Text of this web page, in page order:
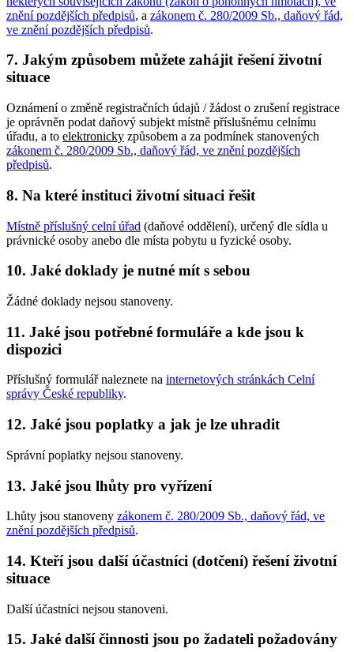
znění pozdějších předpisů, a zákonem č. 280/2009 Sb., daňový řád,
ve znění pozdějších předpisů.
7. Jakým způsobem můžete zahájit řešení životní
situace
Oznámení o změně registračních údajů / žádost o zrušení registrace
je oprávněn podat daňový subjekt místně příslušnému celnímu
úřadu, a to elektronicky způsobem a za podmínek stanovených
zákonem č. 280/2009 Sb., daňový řád, ve znění pozdějších
předpisů.
8. Na které instituci životní situaci řešit
Místně příslušný celní úřad (daňové oddělení), určený dle sídla u
právnické osoby anebo dle místa pobytu u fyzické osoby.
10. Jaké doklady je nutné mít s sebou
Žádné doklady nejsou stanoveny.
11. Jaké jsou potřebné formuláře a kde jsou k
dispozici
Příslušný formulář naleznete na internetových stránkách Celní
správy České republiky.
12. Jaké jsou poplatky a jak je lze uhradit
Správní poplatky nejsou stanoveny.
13. Jaké jsou lhůty pro vyřízení
Lhůty jsou stanoveny zákonem č. 280/2009 Sb., daňový řád, ve
znění pozdějších předpisů.
14. Kteří jsou další účastníci (dotčení) řešení životní
situace
Další účastníci nejsou stanoveni.
15. Jaké další činnosti jsou po žadateli požadovány